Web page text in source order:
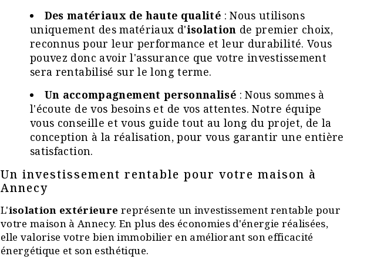
Des matériaux de haute qualité : Nous utilisons
uniquement des matériaux d'isolation de premier choix,
reconnus pour leur performance et leur durabilité. Vous
pouvez donc avoir l'assurance que votre investissement
sera rentabilisé sur le long terme.
Un accompagnement personnalisé : Nous sommes à
l'écoute de vos besoins et de vos attentes. Notre équipe
vous conseille et vous guide tout au long du projet, de la
conception à la réalisation, pour vous garantir une entière
satisfaction.
Un investissement rentable pour votre maison à
Annecy
L'isolation extérieure représente un investissement rentable pour
votre maison à Annecy. En plus des économies d'énergie réalisées,
elle valorise votre bien immobilier en améliorant son efficacité
énergétique et son esthétique.